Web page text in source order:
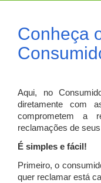
Conheça
Aqui, no
diretamente com
comprometem a
reclamações de
É simples e fácil!
Primeiro, o
quer reclamar está